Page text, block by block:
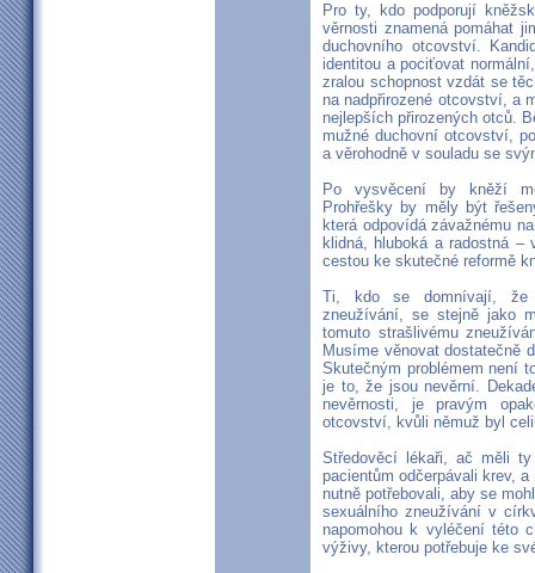
Pro ty, kdo podporují
věrnosti znamená pomáhat
duchovního otcovství.
identitou a pociťovat
zralou schopnost vzdát se
na nadpřirozené otcovství, a
nejlepších přirozených otců.
mužné duchovní otcovství,
a věrohodně v souladu se
Po vysvěcení by kněží
Prohřešky by měly být
která odpovídá závažnému
klidná, hluboká a radostná
cestou ke skutečné reformě
Ti, kdo se domnívají, že
zneužívání, se stejně jako
tomuto strašlivému
Musíme věnovat dostatečně
Skutečným problémem není
je to, že jsou nevěrní.
nevěrnosti, je pravým
otcovství, kvůli němuž byl
Středověcí lékaři, ač měli
pacientům odčerpávali krev,
nutně potřebovali, aby se
sexuálního zneužívání v
napomohou k vyléčení této
výživy, kterou potřebuje ke